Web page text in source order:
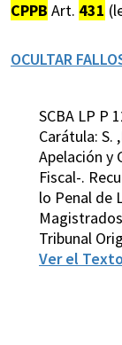
CPPB Art. 431
OCULTAR
SCBA LP P
Carátula: S.
Apelación y
Fiscal-.
lo Penal de
Tribunal
Ver el